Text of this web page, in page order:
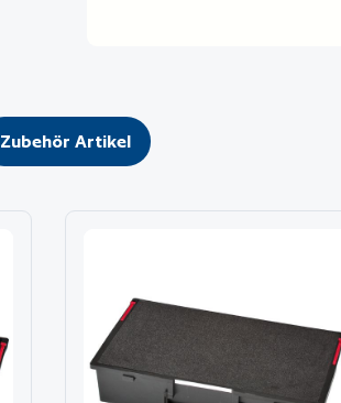
Zubehör Artikel